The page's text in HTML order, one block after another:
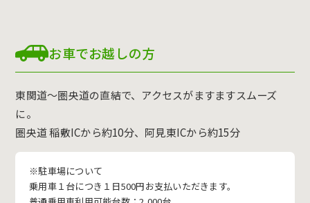
お車でお越しの方
東関道〜圏央道の直結で、アクセスがますますスムーズ
に。
圏央道 稲敷ICから約10分、阿見東ICから約15分
※駐車場について
乗用車１台につき１日500円お支払いただきます。